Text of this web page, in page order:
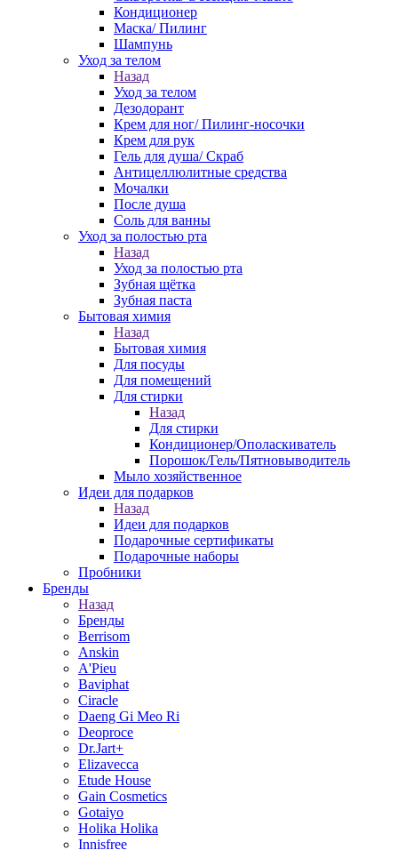
Кондиционер
Маска/ Пилинг
Шампунь
Уход за телом
Назад
Уход за телом
Дезодорант
Крем для ног/ Пилинг-носочки
Крем для рук
Гель для душа/ Скраб
Антицеллюлитные средства
Мочалки
После душа
Соль для ванны
Уход за полостью рта
Назад
Уход за полостью рта
Зубная щётка
Зубная паста
Бытовая химия
Назад
Бытовая химия
Для посуды
Для помещений
Для стирки
Назад
Для стирки
Кондиционер/Ополаскиватель
Порошок/Гель/Пятновыводитель
Мыло хозяйственное
Идеи для подарков
Назад
Идеи для подарков
Подарочные сертификаты
Подарочные наборы
Пробники
Бренды
Назад
Бренды
Berrisom
Anskin
A'Pieu
Baviphat
Ciracle
Daeng Gi Meo Ri
Deoproce
Dr.Jart+
Elizavecca
Etude House
Gain Cosmetics
Gotaiyo
Holika Holika
Innisfree